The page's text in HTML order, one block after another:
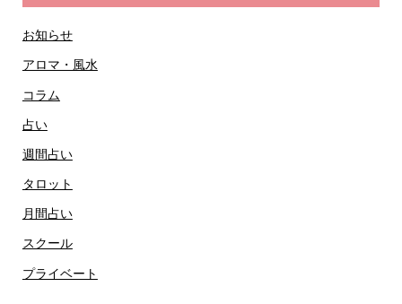
お知らせ
アロマ・風水
コラム
占い
週間占い
タロット
月間占い
スクール
プライベート